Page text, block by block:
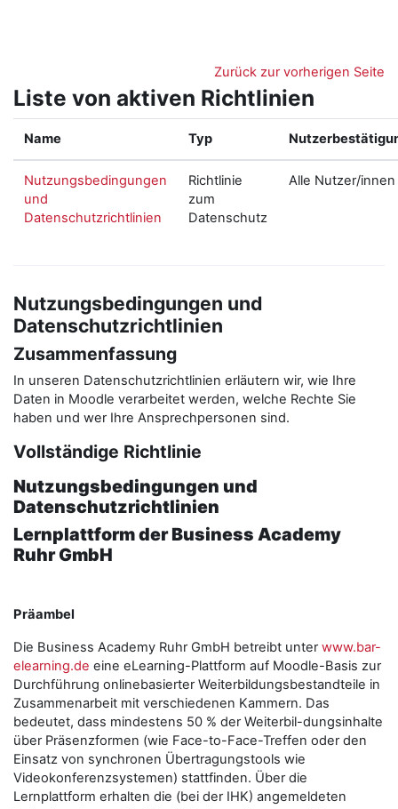
Zurück zur vorherigen Seite
Liste von aktiven Richtlinien
Name Typ
Nutzungsbedingungen
und
Datenschutzrichtlinien
Richtlinie
zum
Datenschutz
Alle Nutzer/innen
Nutzungsbedingungen und
Datenschutzrichtlinien
Zusammenfassung
In unseren Datenschutzrichtlinien erläutern wir, wie Ihre
Daten in Moodle verarbeitet werden, welche Rechte Sie
haben und wer Ihre Ansprechpersonen sind.
Vollständige Richtlinie
Nutzungsbedingungen und
Datenschutzrichtlinien
Lernplattform der Business Academy
Ruhr GmbH
Präambel
Die Business Academy Ruhr GmbH betreibt unterwww.bar-
elearning.de eine eLearning-Plattform auf Moodle-Basis zur
Durchführung onlinebasierter Weiterbildungsbestandteile in
Zusammenarbeit mit verschiedenen Kammern. Das
bedeutet, dass mindestens 50 % der Weiterbil-dungsinhalte
über Präsenzformen (wie Face-to-Face-Treffen oder den
Einsatz von synchronen Übertragungstools wie
Videokonferenzsystemen) stattfinden. Über die
Lernplattform erhalten die (bei der IHK) angemeldeten